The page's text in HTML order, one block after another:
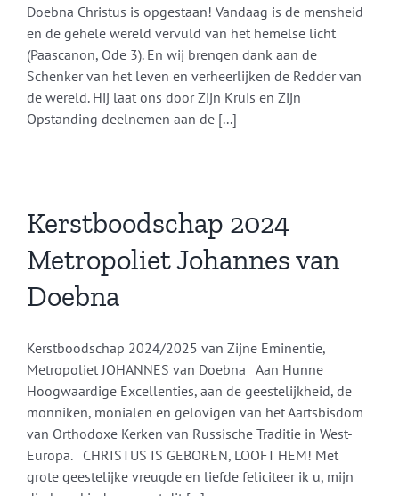
Doebna Christus is opgestaan! Vandaag is de mensheid
en de gehele wereld vervuld van het hemelse licht
(Paascanon, Ode 3). En wij brengen dank aan de
Schenker van het leven en verheerlijken de Redder van
de wereld. Hij laat ons door Zijn Kruis en Zijn
Opstanding deelnemen aan de [...]
Kerstboodschap 2024
Metropoliet Johannes van
Doebna
Kerstboodschap 2024/2025 van Zijne Eminentie,
Metropoliet JOHANNES van Doebna Aan Hunne
Hoogwaardige Excellenties, aan de geestelijkheid, de
monniken, monialen en gelovigen van het Aartsbisdom
van Orthodoxe Kerken van Russische Traditie in West-
Europa. CHRISTUS IS GEBOREN, LOOFT HEM! Met
grote geestelijke vreugde en liefde feliciteer ik u, mijn